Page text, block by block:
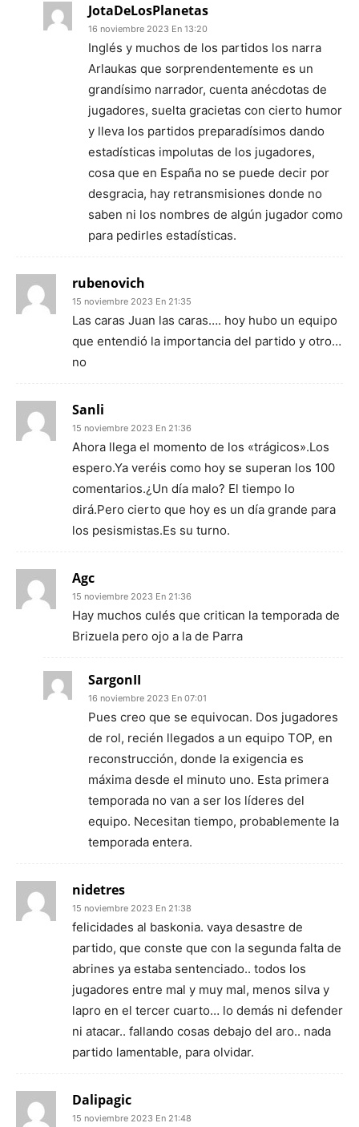
JotaDeLosPlanetas
16 noviembre 2023 En 13:20
Inglés y muchos de los partidos los narra
Arlaukas que sorprendentemente es un
grandísimo narrador, cuenta anécdotas de
jugadores, suelta gracietas con cierto humor
y lleva los partidos preparadísimos dando
estadísticas impolutas de los jugadores,
cosa que en España no se puede decir por
desgracia, hay retransmisiones donde no
saben ni los nombres de algún jugador como
para pedirles estadísticas.
rubenovich
15 noviembre 2023 En 21:35
Las caras Juan las caras…. hoy hubo un equipo
que entendió la importancia del partido y otro…
no
Sanli
15 noviembre 2023 En 21:36
Ahora llega el momento de los «trágicos».Los
espero.Ya veréis como hoy se superan los 100
comentarios.¿Un día malo? El tiempo lo
dirá.Pero cierto que hoy es un día grande para
los pesismistas.Es su turno.
Agc
15 noviembre 2023 En 21:36
Hay muchos culés que critican la temporada de
Brizuela pero ojo a la de Parra
SargonII
16 noviembre 2023 En 07:01
Pues creo que se equivocan. Dos jugadores
de rol, recién llegados a un equipo TOP, en
reconstrucción, donde la exigencia es
máxima desde el minuto uno. Esta primera
temporada no van a ser los líderes del
equipo. Necesitan tiempo, probablemente la
temporada entera.
nidetres
15 noviembre 2023 En 21:38
felicidades al baskonia. vaya desastre de
partido, que conste que con la segunda falta de
abrines ya estaba sentenciado.. todos los
jugadores entre mal y muy mal, menos silva y
lapro en el tercer cuarto… lo demás ni defender
ni atacar.. fallando cosas debajo del aro.. nada
partido lamentable, para olvidar.
Dalipagic
15 noviembre 2023 En 21:48